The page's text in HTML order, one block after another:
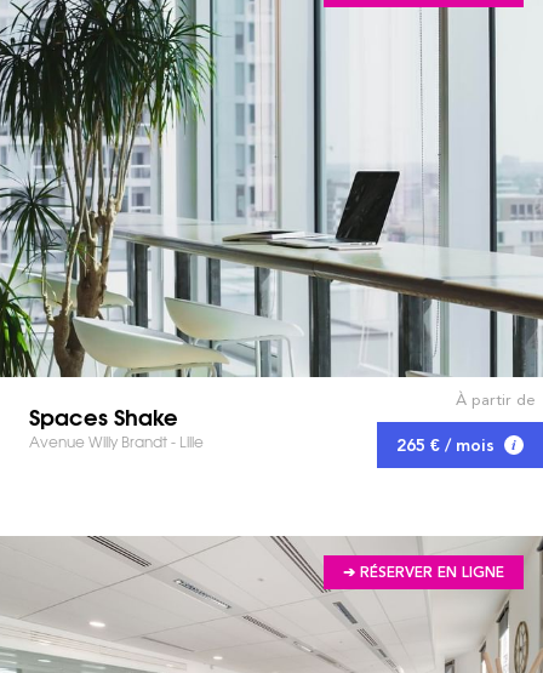
Spaces Shake
Avenue Willy Brandt - Lille
À partir de
265 € / mois
➔ RÉSERVER EN LIGNE